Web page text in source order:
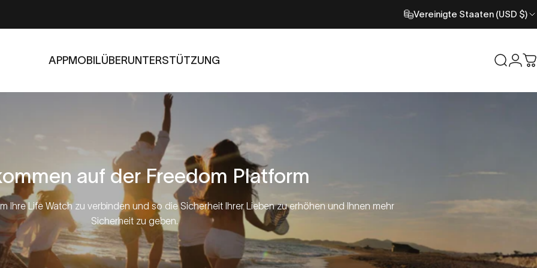
Vereinigte Staaten (USD $)
APPMOBILÜBERUNTERSTÜTZUNG Suche
auf der Freedom Platform
Ihre Life Watch zu verbinden und so die Sicherheit Ihrer Lieben zu erhöhen und Ihnen mehr
Sicherheit zu geben.